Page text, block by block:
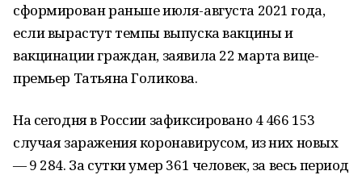
сформирован раньше июля-августа 2021 года,
если вырастут темпы выпуска вакцины и
вакцинации граждан, заявила 22 марта вице-
премьер Татьяна Голикова.
На сегодня в России зафиксировано 4 466 153
случая заражения коронавирусом, из них новых
— 9 284. За сутки умер 361 человек, за весь период